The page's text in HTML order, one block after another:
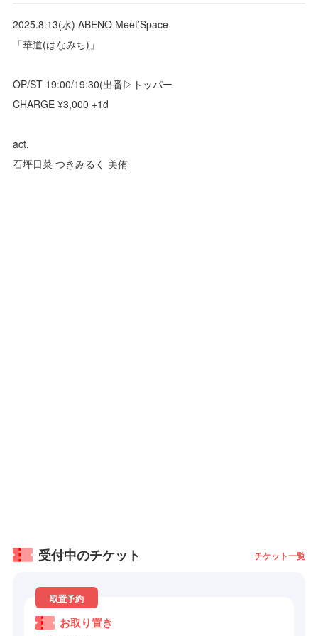
2025.8.13(水) ABENO Meet’Space
「華道(はなみち)」
OP/ST 19:00/19:30(出番▷トッパー
CHARGE ¥3,000 +1d
act.
石坪日菜 つきみるく 美侑
受付中のチケット チケット一覧
取置予約
お取り置き